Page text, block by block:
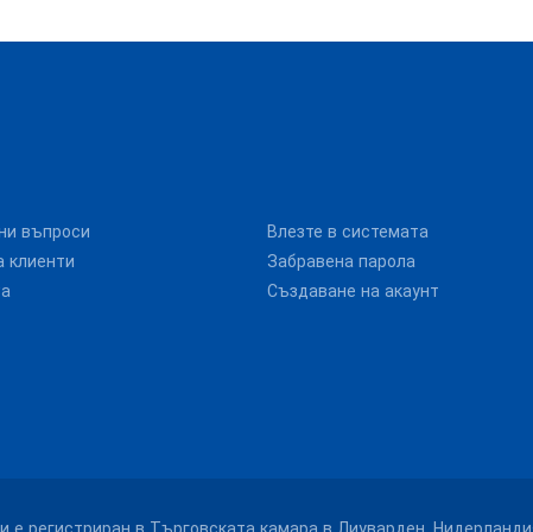
въпроси
клиенти
Влезте в системата
Забравена парола
Създаване на акаунт